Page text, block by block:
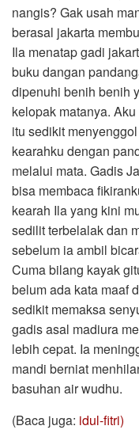
nangis? Gak usah
berasal jakarta
Ila menatap gadi
buku dangan
dipenuhi benih benih
kelopak matanya.
itu sedikit
kearahku dengan
melalui mata. Gadis
bisa membaca
kearah Ila yang kini
sedilit terbelalak dan
sebelum ia ambil
Cuma bilang kayak
belum ada kata maaf
sedikit memaksa
gadis asal madiura
lebih cepat. Ia
mandi berniat
basuhan air wudhu.
(Baca juga: idul-fitri)